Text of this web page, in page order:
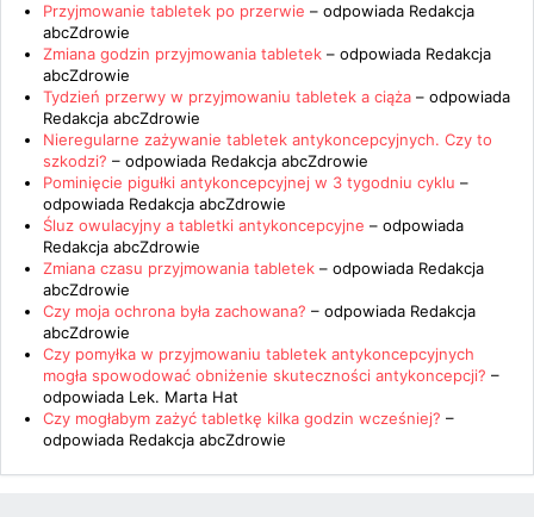
Przyjmowanie tabletek po przerwie – odpowiada Redakcja
abcZdrowie
Zmiana godzin przyjmowania tabletek – odpowiada Redakcja
abcZdrowie
Tydzień przerwy w przyjmowaniu tabletek a ciąża – odpowiada
Redakcja abcZdrowie
Nieregularne zażywanie tabletek antykoncepcyjnych. Czy to
szkodzi? – odpowiada Redakcja abcZdrowie
Pominięcie pigułki antykoncepcyjnej w 3 tygodniu cyklu –
odpowiada Redakcja abcZdrowie
Śluz owulacyjny a tabletki antykoncepcyjne – odpowiada
Redakcja abcZdrowie
Zmiana czasu przyjmowania tabletek – odpowiada Redakcja
abcZdrowie
Czy moja ochrona była zachowana? – odpowiada Redakcja
abcZdrowie
Czy pomyłka w przyjmowaniu tabletek antykoncepcyjnych
mogła spowodować obniżenie skuteczności antykoncepcji? –
odpowiada Lek. Marta Hat
Czy mogłabym zażyć tabletkę kilka godzin wcześniej? –
odpowiada Redakcja abcZdrowie